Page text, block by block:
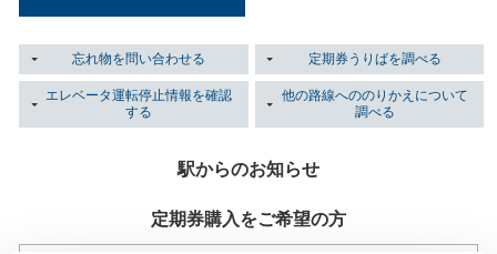
忘れ物を問い合わせる 定期券うりばを調べる
エレベータ運転停止情報を確認
する
他の路線へののりかえについて
調べる
駅からのお知らせ
定期券購入をご希望の方